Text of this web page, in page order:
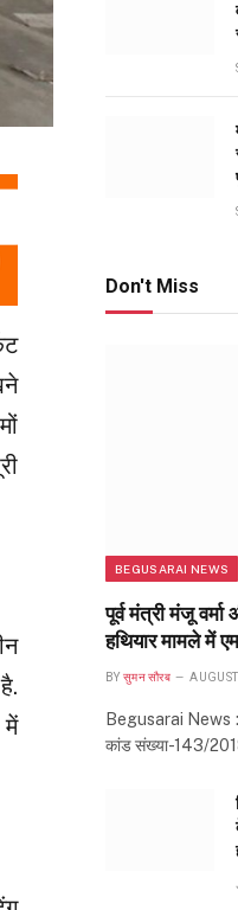
Don't Miss
BEGUSARAI NEWS
पूर्व मंत्री मंजू
हथियार मामले में
BY सुमन सौरब
Begusarai News :
कांड संख्या-143/